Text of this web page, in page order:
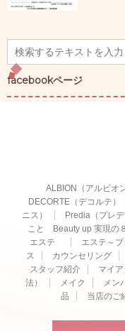
facebookページ
ALBION（アルビオン
DECORTE（デコルテ）
ニス）
Predia（プレデ
こと Beauty up 実現の
エステ
エステ～
ス
カウンセリング
スタッフ紹介
マイア
法）
メイク メン
品
当店のご